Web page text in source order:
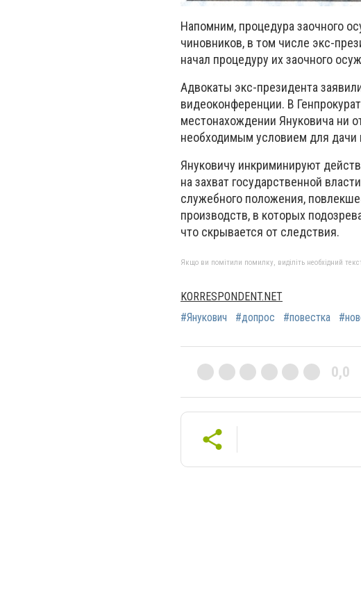
Напомним, процедура заочного
чиновников, в том числе экс-
начал процедуру их заочного
Адвокаты экс-президента
видеоконференции. В
местонахождении Януковича ни
необходимым условием для дачи
Януковичу инкриминируют
на захват государственной
служебного положения,
производств, в которых
что скрывается от следствия.
Якщо ви помітили помилку, виділіть необхідний
KORRESPONDENT.NET
#Янукович
#допрос #повестка
0,0